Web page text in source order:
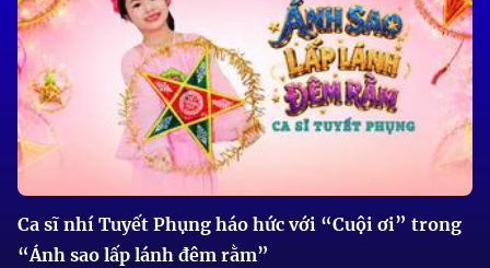
Ca sĩ nhí Tuyết Phụng háo hức với “Cuội ơi” trong
“Ánh sao lấp lánh đêm rằm”